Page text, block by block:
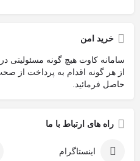
خرید امن
سامانه کاوت هیچ گونه مسئولیتی
از هر گونه اقدام به پرداخت از
حاصل فرمائید.
راه های ارتباط با ما
اینستاگرام